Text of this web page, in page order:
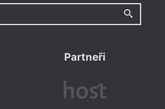
Partneři